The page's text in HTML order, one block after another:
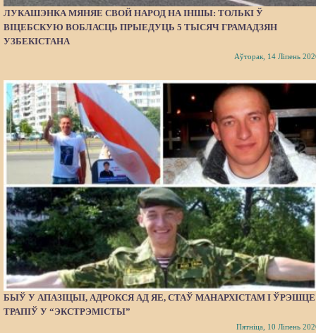
ЛУКАШЭНКА МЯНЯЕ СВОЙ НАРОД НА ІНШЫ: ТОЛЬКІ Ў
ВІЦЕБСКУЮ ВОБЛАСЦЬ ПРЫЕДУЦЬ 5 ТЫСЯЧ ГРАМАДЗЯН
УЗБЕКІСТАНА
Аўторак, 14 Ліпень
БЫЎ У АПАЗІЦЫІ, АДРОКСЯ АД ЯЕ, СТАЎ МАНАРХІСТАМ І ЎРЭШЦЕ
ТРАПІЎ У “ЭКСТРЭМІСТЫ”
Пятніца, 10 Ліпень